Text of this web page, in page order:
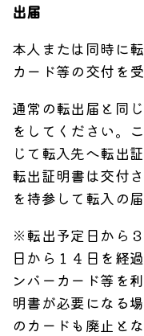
出届
本人または同時に
カード等の交付を
通常の転出届と同
をしてください。
じて転入先へ転出
転出証明書は交付
を持参して転入の
※転出予定日から
日から１４日を経
ンバーカード等を
明書が必要になる
のカードも廃止とな